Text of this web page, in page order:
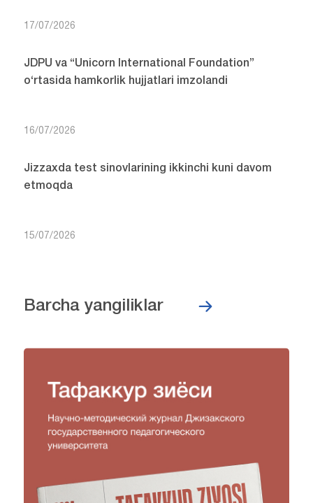
17/07/2026
JDPU va “Unicorn International Foundation”
o‘rtasida hamkorlik hujjatlari imzolandi
16/07/2026
Jizzaxda test sinovlarining ikkinchi kuni davom
etmoqda
15/07/2026
Barcha yangiliklar